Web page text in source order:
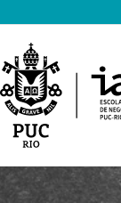
o
conteúdo